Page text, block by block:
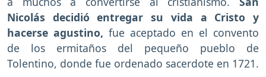
Nicolás decidió entregar su vida a Cristo y
hacerse agustino, fue aceptado en el convento
de los ermitaños del pequeño pueblo de
Tolentino, donde fue ordenado sacerdote en 1721.